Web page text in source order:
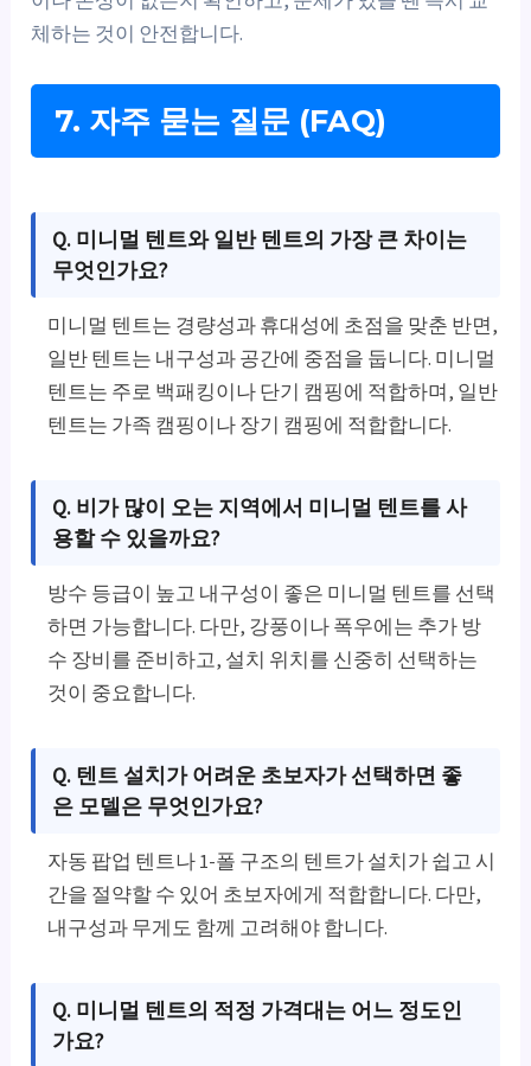
체하는 것이 안전합니다.
7. 자주 묻는 질문 (FAQ)
Q. 미니멀 텐트와 일반 텐트의 가장 큰 차이는
무엇인가요?
미니멀 텐트는 경량성과 휴대성에 초점을 맞춘 반면,
일반 텐트는 내구성과 공간에 중점을 둡니다. 미니멀
텐트는 주로 백패킹이나 단기 캠핑에 적합하며, 일반
텐트는 가족 캠핑이나 장기 캠핑에 적합합니다.
Q. 비가 많이 오는 지역에서 미니멀 텐트를 사
용할 수 있을까요?
방수 등급이 높고 내구성이 좋은 미니멀 텐트를 선택
하면 가능합니다. 다만, 강풍이나 폭우에는 추가 방
수 장비를 준비하고, 설치 위치를 신중히 선택하는
것이 중요합니다.
Q. 텐트 설치가 어려운 초보자가 선택하면 좋
은 모델은 무엇인가요?
자동 팝업 텐트나 1-폴 구조의 텐트가 설치가 쉽고 시
간을 절약할 수 있어 초보자에게 적합합니다. 다만,
내구성과 무게도 함께 고려해야 합니다.
Q. 미니멀 텐트의 적정 가격대는 어느 정도인
가요?